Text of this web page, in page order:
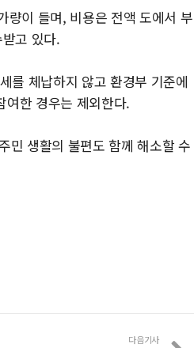
량이 들며, 비용은 전액 도에서 부
고 있다.
를 체납하지 않고 환경부 기준에
여한 경우는 제외한다.
민 생활의 불편도 함께 해소할 수
다음기사